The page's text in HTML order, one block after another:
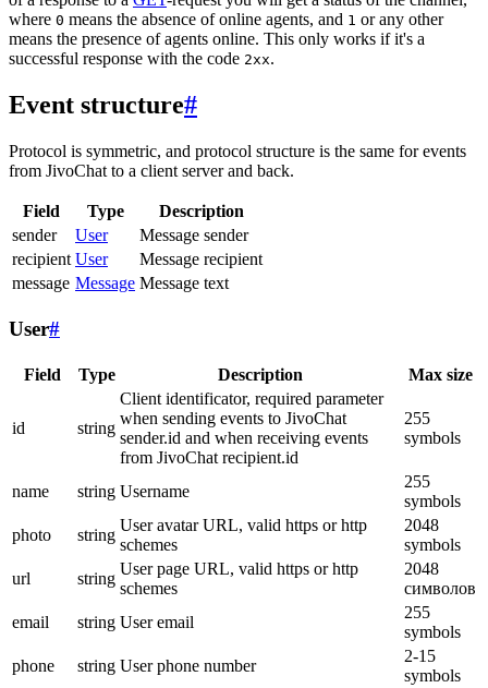
where 0 means the absence of online agents, and 1 or any other
means the presence of agents online. This only works if it's a
successful response with the code 2xx.
Event structure#
Protocol is symmetric, and protocol structure is the same for events
from JivoChat to a client server and back.
Field Type
Description
sender
User
Message sender
recipient User
Message recipient
message Message Message text
User#
Field Type Description Max size
id string
Client identificator, required parameter
when sending events to JivoChat
sender.id and when receiving events
from JivoChat recipient.id
255
symbols
name string Username
255
symbols
photo
string
User avatar URL, valid https or http
schemes
2048
symbols
url
string
User page URL, valid https or http
schemes
2048
символов
email
string User email
255
symbols
phone
string User phone number
2-15
symbols